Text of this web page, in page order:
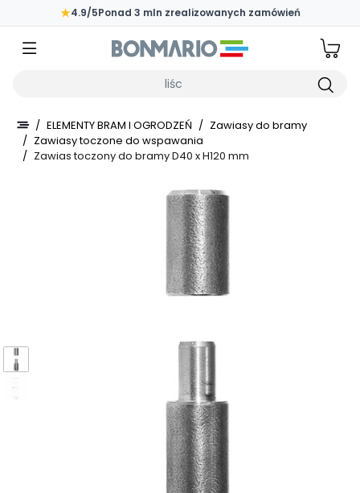
Przejdź do głównej zawartości strony
★4.9/5Ponad 3 mln zrealizowanych zamówień
/ ELEMENTY BRAM I OGRODZEŃ / Zawiasy do bramy
/ Zawiasy toczone do wspawania
/ Zawias toczony do bramy D40 x H120 mm